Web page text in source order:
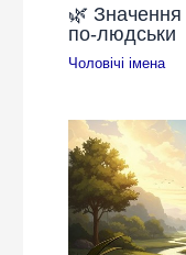
🌿 Значення
по-людськи
Чоловічі імена